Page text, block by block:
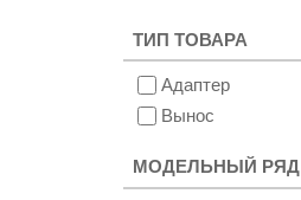
ТИП ТОВАРА
Адаптер
Вынос
МОДЕЛЬНЫЙ РЯД